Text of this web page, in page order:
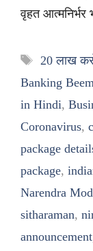
वृहत आत्मनिर्भर
Tags
20 लाख
Banking
in Hindi,
Coronavirus,
package
package,
Narendra
sitharaman,
announcement